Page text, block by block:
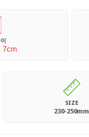
7cm
SIZE
230-250mm